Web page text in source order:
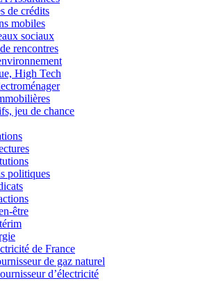
de crédits
mobiles
sociaux
rencontres
High Tech
jeu de chance
politiques
être
de France
de gaz naturel
d’électricité